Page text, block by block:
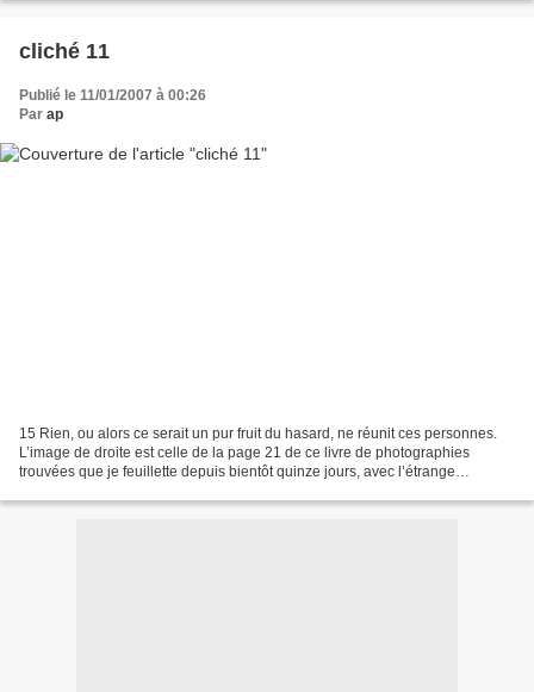
cliché 11
Publié le 11/01/2007 à 00:26
Par ap
15 Rien, ou alors ce serait un pur fruit du hasard, ne réunit ces personnes.
L’image de droite est celle de la page 21 de ce livre de photographies
trouvées que je feuillette depuis bientôt quinze jours, avec l’étrange